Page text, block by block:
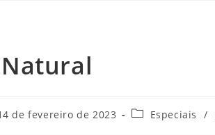
de fevereiro de 2023 Especiais /